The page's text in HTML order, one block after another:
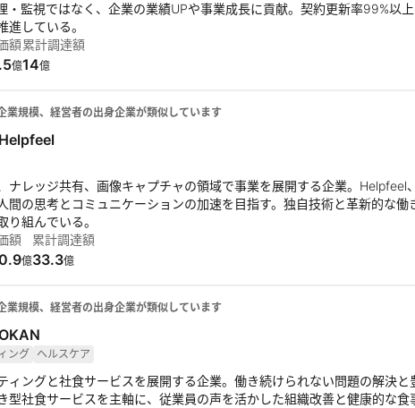
・監視ではなく、企業の業績UPや事業成長に貢献。契約更新率99%以
進している。
額
億
累計調達額
14億
業規模、経営者の出身企業が類似しています
ナレッジ共有、画像キャプチャの領域で事業を展開する企業。Helpfeel
間の思考とコミュニケーションの加速を目指す。独自技術と革新的な働
り組んでいる。
額
億
累計調達額
33.3億
業規模、経営者の出身企業が類似しています
ング ヘルスケア
ィングと社食サービスを展開する企業。働き続けられない問題の解決と
型社食サービスを主軸に、従業員の声を活かした組織改善と健康的な